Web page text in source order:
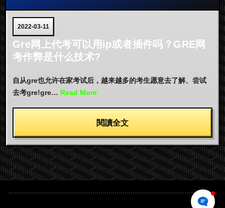
2022-03-11
Gre网上代考可以用ip或者插件吗？GRE网
考作弊是什么技术?
自从gre也允许在家考试后，越来越多的考生愿意去了解、尝试
去考gre!gre… Read More
閱讀全文